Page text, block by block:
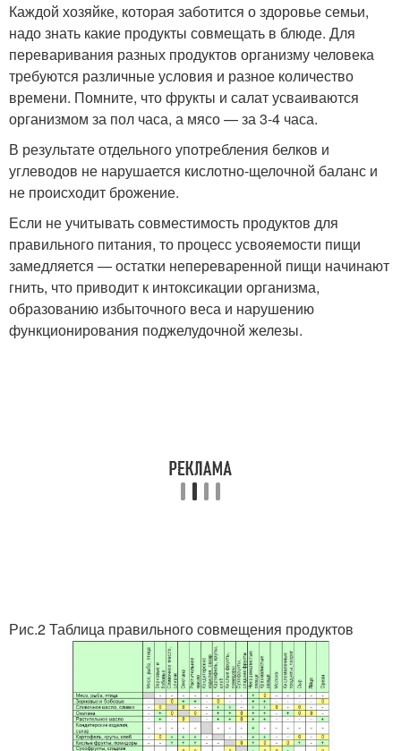
Каждой хозяйке, которая заботится о здоровье семьи,
надо знать какие продукты совмещать в блюде. Для
переваривания разных продуктов организму человека
требуются различные условия и разное количество
времени. Помните, что фрукты и салат усваиваются
организмом за пол часа, а мясо — за 3-4 часа.
В результате отдельного употребления белков и
углеводов не нарушается кислотно-щелочной баланс и
не происходит брожение.
Если не учитывать совместимость продуктов для
правильного питания, то процесс усвояемости пищи
замедляется — остатки непереваренной пищи начинают
гнить, что приводит к интоксикации организма,
образованию избыточного веса и нарушению
функционирования поджелудочной железы.
Рис.2 Таблица правильного совмещения продуктов